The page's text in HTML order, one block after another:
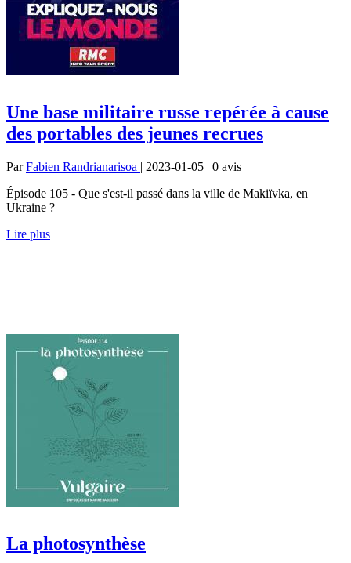
Une base militaire russe repérée à cause
des portables des jeunes recrues
ParFabien Randrianarisoa | 2023-01-05 | 0 avis
Épisode 105 - Que s'est-il passé dans la ville de Makiïvka, en
Ukraine ?
Lire plus
La photosynthèse